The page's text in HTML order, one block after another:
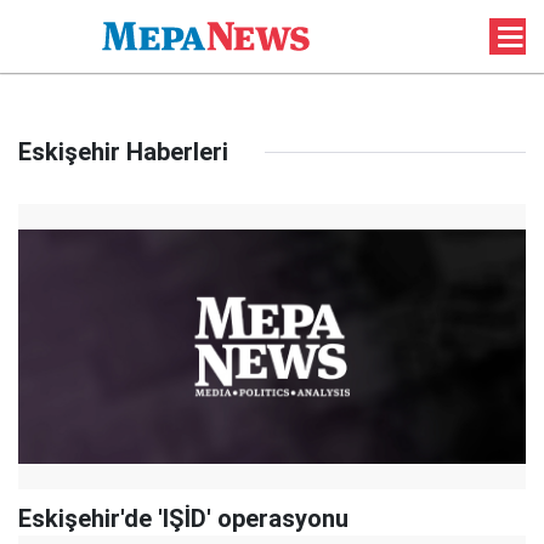
Eskişehir Haberleri
Eskişehir'de 'IŞİD' operasyonu